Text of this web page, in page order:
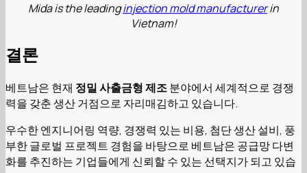
Mida is the leadinginjection mold manufacturerin
Vietnam!
결론
베트남은 현재 정밀 사출금형 제조분야에서 세계적으로 경쟁
력을 갖춘 생산 거점으로 자리매김하고 있습니다.
우수한 엔지니어링 역량, 경쟁력 있는 비용, 첨단 생산 설비, 풍
부한 글로벌 프로젝트 경험을 바탕으로 베트남은 공급망 다변
화를 추진하는 기업들에게 신뢰할 수 있는 선택지가 되고 있습